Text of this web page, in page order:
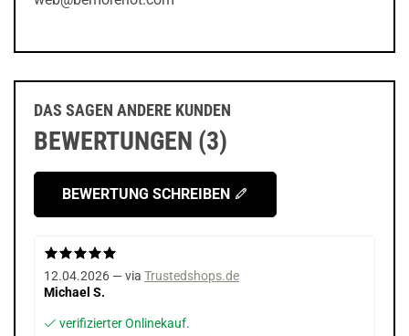
DAS SAGEN ANDERE KUNDEN
BEWERTUNGEN (3)
BEWERTUNG SCHREIBEN
12.04.2026 — via Trustedshops.de
Michael S.
verifizierter Onlinekauf.